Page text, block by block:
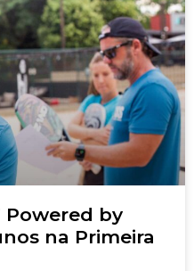
Powered by
na Primeira